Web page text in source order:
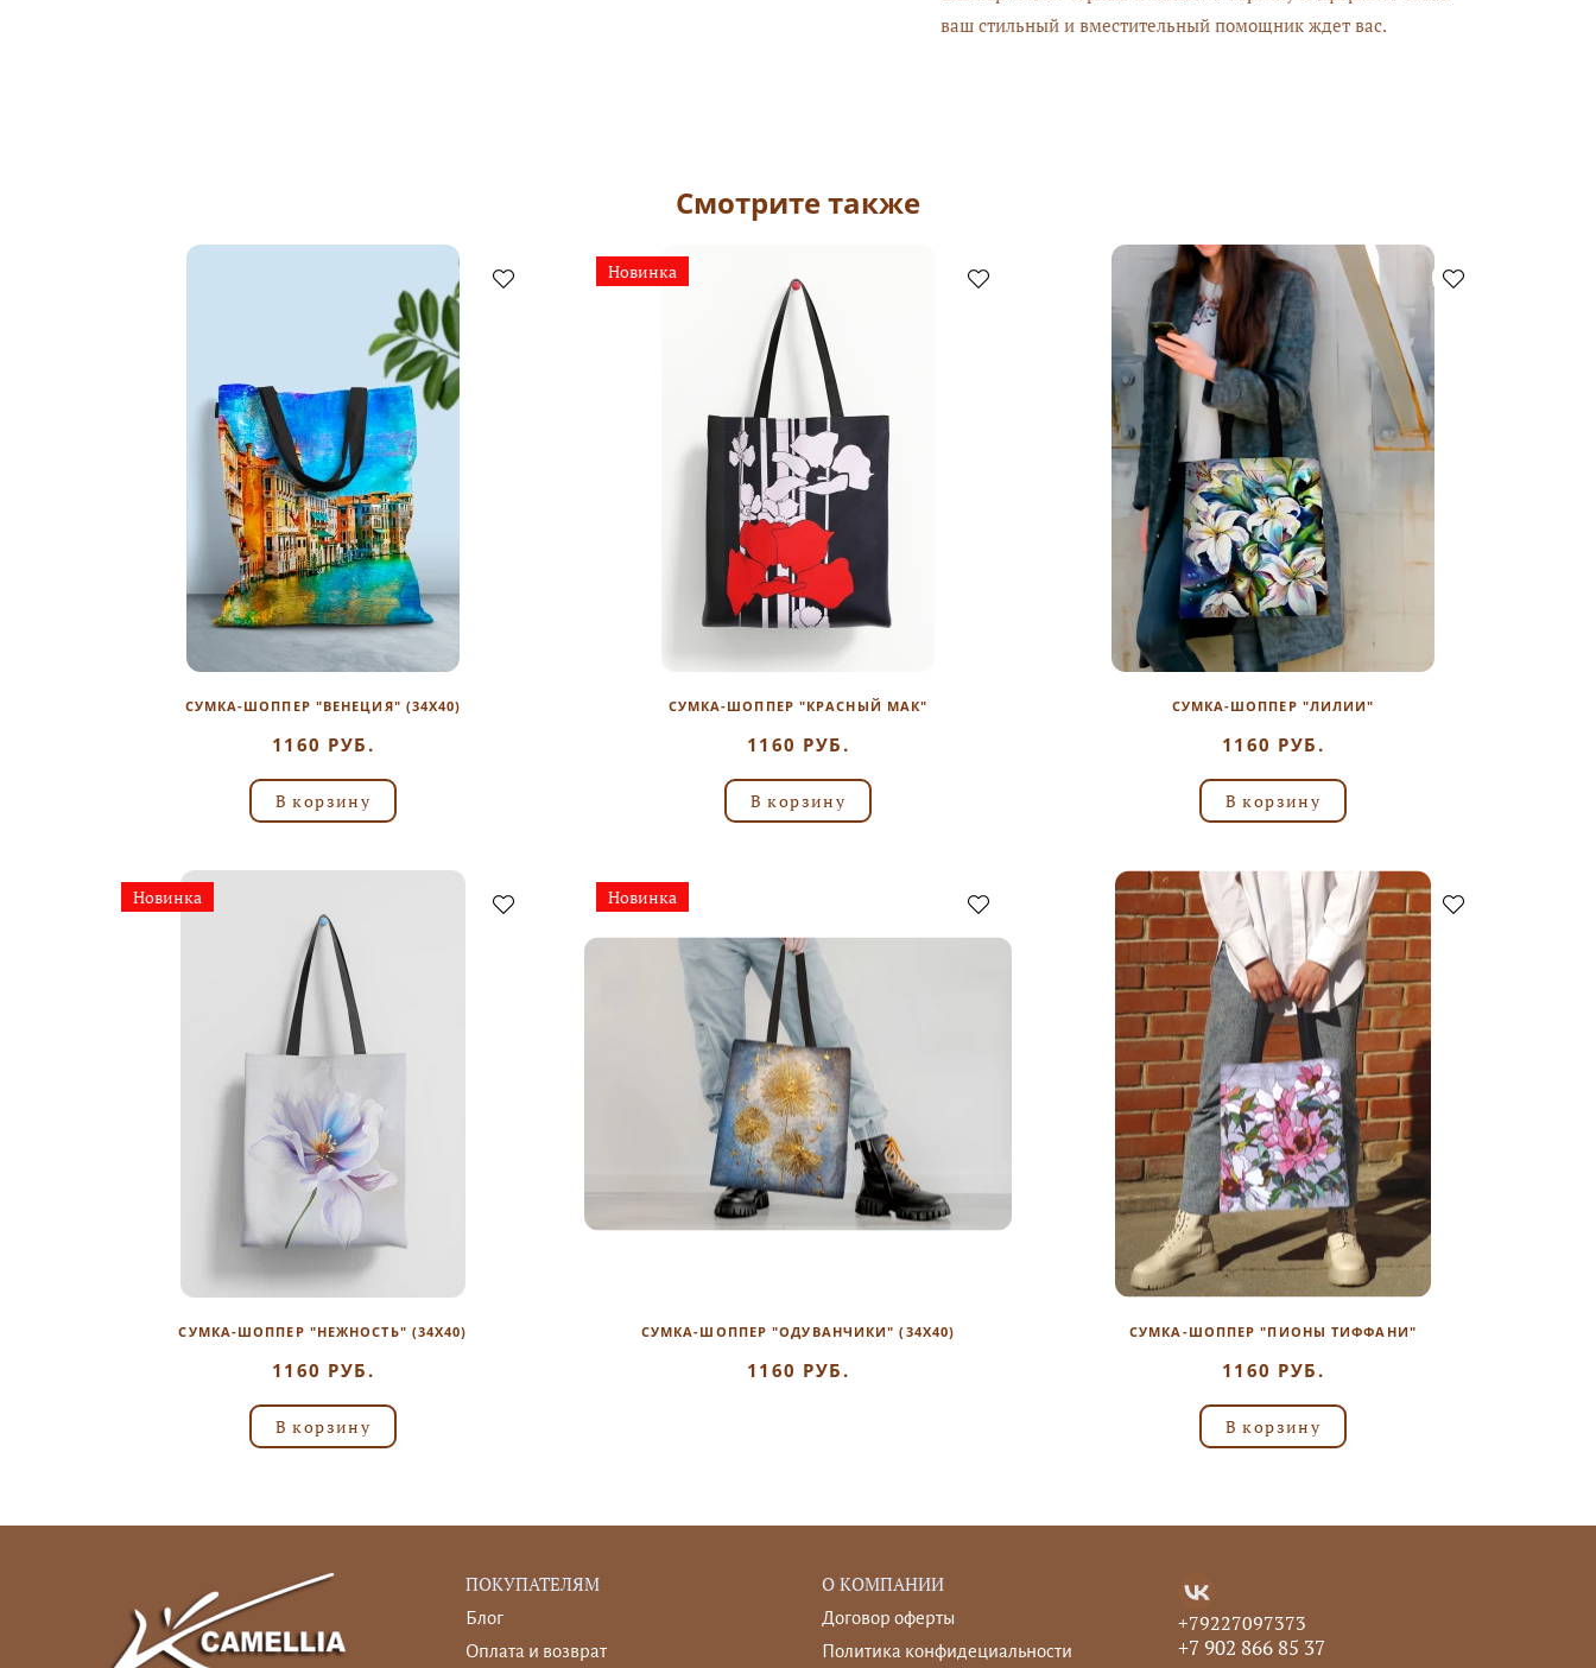
ваш стильный и вместительный помощник ждет вас.
Смотрите также
СУМКА-ШОППЕР "ВЕНЕЦИЯ" (34Х40)
1160 РУБ.
В корзину
Новинка
СУМКА-ШОППЕР "КРАСНЫЙ МАК"
1160 РУБ.
В корзину
СУМКА-ШОППЕР "ЛИЛИИ"
1160 РУБ.
В корзину
Новинка
СУМКА-ШОППЕР "НЕЖНОСТЬ" (34Х40)
1160 РУБ.
В корзину
Новинка
СУМКА-ШОППЕР "ОДУВАНЧИКИ" (34Х40)
1160 РУБ.
СУМКА-ШОППЕР "ПИОНЫ ТИФФАНИ"
1160 РУБ.
В корзину
ПОКУПАТЕЛЯМ
Блог
Оплата и возврат
О КОМПАНИИ
Договор оферты
Политика конфидециальности
+79227097373
+7 902 866 85 37